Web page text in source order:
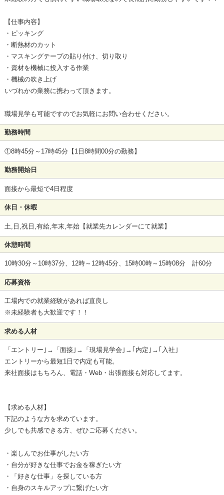
【仕事内容】
・ピッキング
・断熱材のカット
・マスキングテープの貼り付け、切り取り
・資材を機械に投入する作業
・機械の吹き上げ
いづれかの業務に携わって頂きます。
職場見学も可能ですのでお気軽にお問い合わせください。
勤務時間
①8時45分～17時45分【1日8時間00分の勤務】
勤務開始日
面接から最短で4日程度
休日・休暇
土,日,祝日,有給,年末,年始【就業先カレンダーにて就業】
休憩時間
10時30分～10時37分、12時～12時45分、15時00時～15時08分 計60分
応募資格
工場内での就業経験があれば直良し
※未経験者も大歓迎です！！
求める人材
「エントリー｣→「面接｣→「現場見学会｣→｢内定｣→｢入社｣
エントリーから最短1日で内定も可能。
来社面接はもちろん、電話・Web・出張面接も対応してます。
【求める人材】
下記のような方を求めています。
少しでも共感できる方、ぜひご応募ください。
・楽しんでお仕事がしたい方
・自分が好きな仕事でお金を稼ぎたい方
・「好きな仕事」を探している方
・自身のスキルアップに繋げたい方